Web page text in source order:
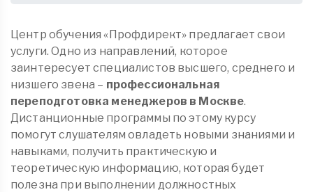
Центр обучения «Профдирект» предлагает свои
услуги. Одно из направлений, которое
заинтересует специалистов высшего, среднего и
низшего звена – профессиональная
переподготовка менеджеров в Москве.
Дистанционные программы по этому курсу
помогут слушателям овладеть новыми знаниями и
навыками, получить практическую и
теоретическую информацию, которая будет
полезна при выполнении должностных